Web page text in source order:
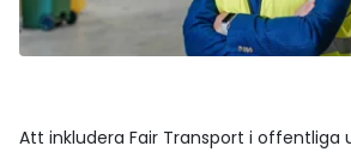
Att inkludera Fair Transport i offentliga